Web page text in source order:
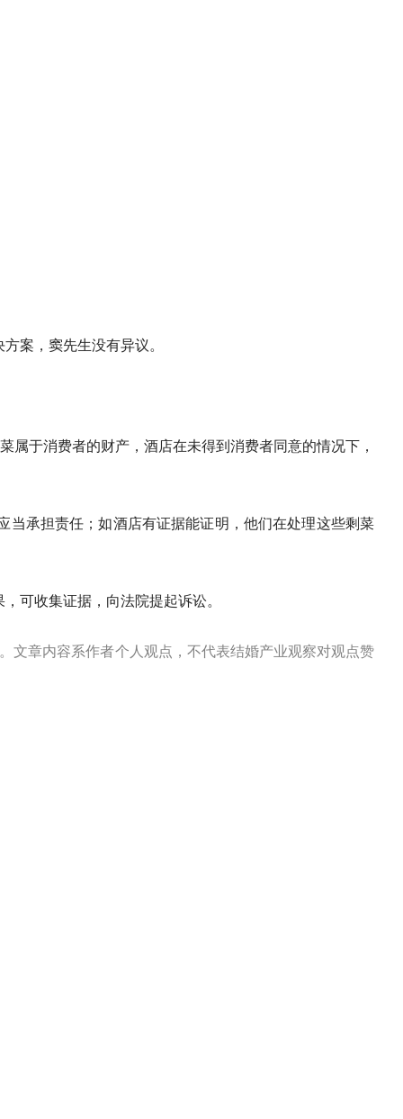
案，窦先生没有异议。
属于消费者的财产，酒店在未得到消费者同意的情况下，
承担责任；如酒店有证据能证明，他们在处理这些剩菜
可收集证据，向法院提起诉讼。
文章内容系作者个人观点，不代表结婚产业观察对观点赞